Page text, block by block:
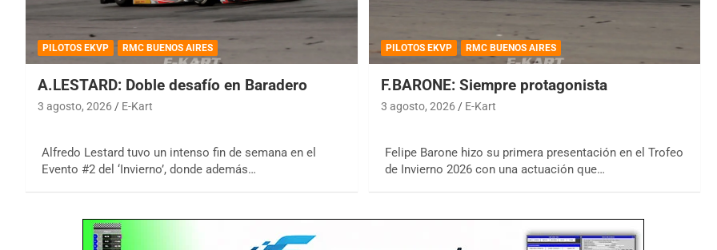
PILOTOS EKVP RMC BUENOS AIRES
A.LESTARD: Doble desafío en Baradero
3 agosto, 2026 E-Kart
Alfredo Lestard tuvo un intenso fin de semana en el
Evento #2 del ‘Invierno’, donde además…
PILOTOS EKVP RMC BUENOS AIRES
F.BARONE: Siempre protagonista
3 agosto, 2026 E-Kart
Felipe Barone hizo su primera presentación en el Trofeo
de Invierno 2026 con una actuación que…